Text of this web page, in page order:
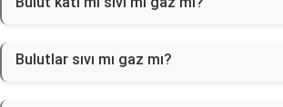
Bulutlar sıvı mı gaz mı?